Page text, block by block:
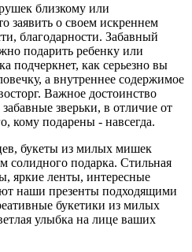
близкому или
заявить о своем искреннем
благодарности. Забавный
подарить ребенку или
подчеркнет, как серьезно вы
а внутреннее содержимое
Важное достоинство
зверьки, в отличие от
кому подарены - навсегда.
букеты из милых мишек
солидного подарка. Стильная
яркие ленты, интересные
наши презенты подходящими
букетики из милых
улыбка на лице ваших